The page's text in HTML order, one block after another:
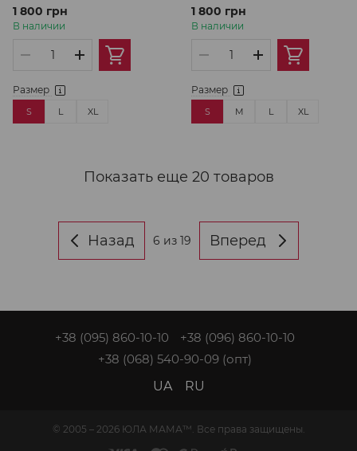
годує з теплого
трикотажу в рубчик
1 800 грн
В наличии
Размер
S L XL
1 800 грн
В наличии
Размер
S M L XL
Показать еще 20 товаров
Назад 6 из 19 Вперед
+38 (095) 860-10-10
+38 (096) 860-10-10
+38 (068) 540-90-09 (опт)
© 2005 – 2026 ЮЛА МАМА™. Все права защищены.
UA RU